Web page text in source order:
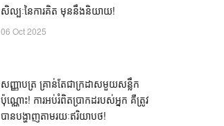
សិល្បៈនៃការគិត មុននឹងនិយាយ!
06 Oct 2025
សញ្ញាបត្រ គ្រាន់តែជាក្រដាសមួយសន្លឹក
ប៉ុណ្ណោះ! ការអប់រំពិតប្រាកដរបស់អ្នក គឺត្រូវ
បានបង្ហាញតាមរយៈឥរិយាបថ!